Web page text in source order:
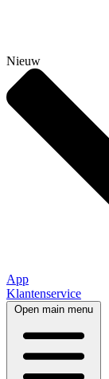
Nieuw
App
Klantenservice
Open main menu